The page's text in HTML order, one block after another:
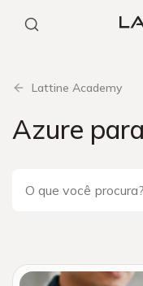
Lattine Academy
Azure